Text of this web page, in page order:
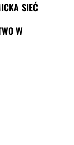
SIEĆ
W